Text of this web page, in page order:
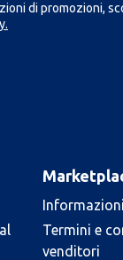
di promozioni,
Termini e
venditori